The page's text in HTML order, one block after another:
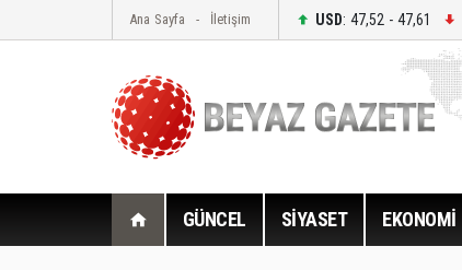
Ana Sayfa İletişim USD: 47,52 - 47,61
GÜNCEL SİYASET EKONOMİ